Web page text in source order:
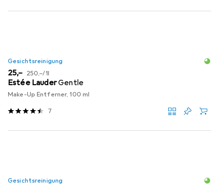
Gesichtsreinigung
EUR
25,– EUR
250,–/1l
Estée LauderGentle
Make-Up Entferner, 100 ml
7
Gesichtsreinigung